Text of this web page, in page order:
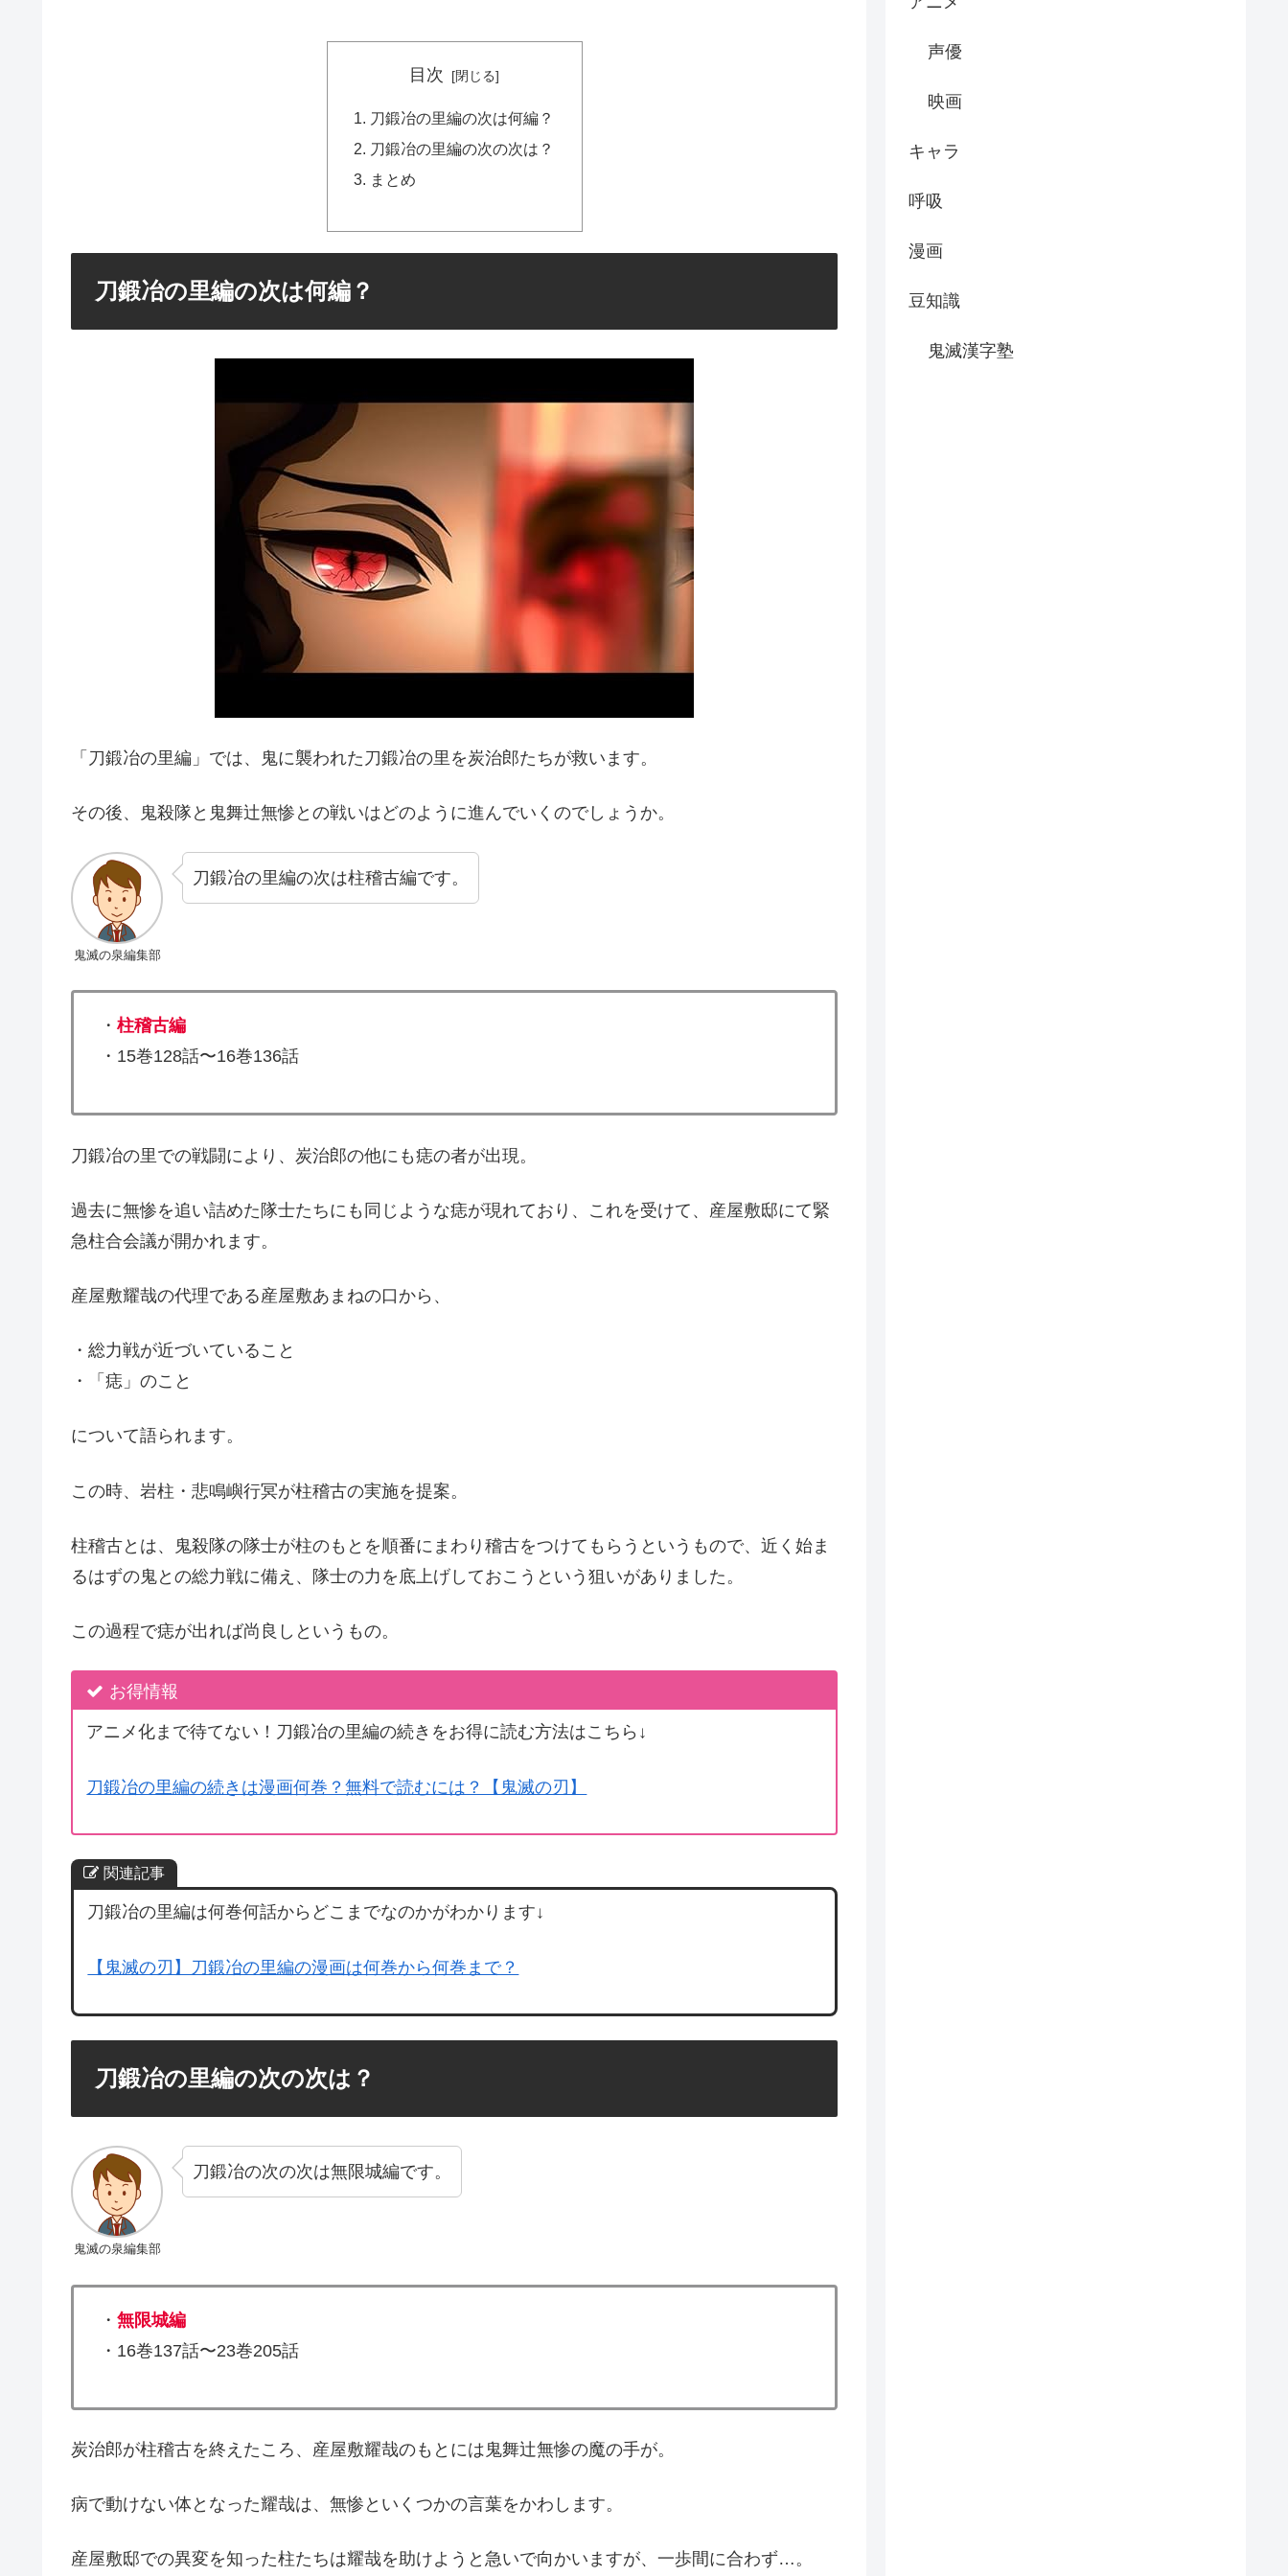
目次
刀鍛冶の里編の次は何編？
刀鍛冶の里編の次の次は？
まとめ
刀鍛冶の里編の次は何編？
「刀鍛冶の里編」では、鬼に襲われた刀鍛冶の里を炭治郎たちが救います。
その後、鬼殺隊と鬼舞辻無惨との戦いはどのように進んでいくのでしょうか。
鬼滅の泉編集部
刀鍛冶の里編の次は柱稽古編です。
・ 柱稽古編
・15巻128話〜16巻136話
刀鍛冶の里での戦闘により、炭治郎の他にも痣の者が出現。
過去に無惨を追い詰めた隊士たちにも同じような痣が現れており、これを受けて、産屋敷邸にて緊
急柱合会議が開かれます。
産屋敷耀哉の代理である産屋敷あまねの口から、
・総力戦が近づいていること
・「痣」のこと
について語られます。
この時、岩柱・悲鳴嶼行冥が柱稽古の実施を提案。
柱稽古とは、鬼殺隊の隊士が柱のもとを順番にまわり稽古をつけてもらうというもので、近く始ま
るはずの鬼との総力戦に備え、隊士の力を底上げしておこうという狙いがありました。
この過程で痣が出れば尚良しというもの。
お得情報
アニメ化まで待てない！刀鍛冶の里編の続きをお得に読む方法はこちら↓
刀鍛冶の里編の続きは漫画何巻？無料で読むには？【鬼滅の刃】
関連記事
刀鍛冶の里編は何巻何話からどこまでなのかがわかります↓
【鬼滅の刃】刀鍛冶の里編の漫画は何巻から何巻まで？
刀鍛冶の里編の次の次は？
鬼滅の泉編集部
刀鍛冶の次の次は無限城編です。
・ 無限城編
・16巻137話〜23巻205話
炭治郎が柱稽古を終えたころ、産屋敷耀哉のもとには鬼舞辻無惨の魔の手が。
病で動けない体となった耀哉は、無惨といくつかの言葉をかわします。
産屋敷邸での異変を知った柱たちは耀哉を助けようと急いで向かいますが、一歩間に合わず…。
声優
映画
キャラ
呼吸
漫画
豆知識
鬼滅漢字塾